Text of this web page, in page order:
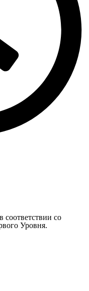
со
Уровня.